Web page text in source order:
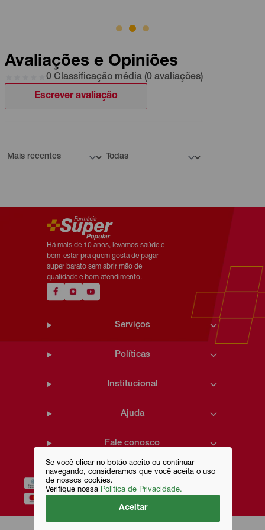
Se você clicar no botão aceito ou continuar
navegando, consideramos que você aceita o uso
de nossos cookies.
Verifique nossa Política de Privacidade.
Aceitar
Avaliações e Opiniões
0 Classificação média (0 avaliações)
Escrever avaliação
Há mais de 10 anos, levamos saúde e
bem-estar pra quem gosta de pagar
super barato sem abrir mão de
qualidade e bom atendimento.
Serviços
Políticas
Institucional
Ajuda
Fale conosco